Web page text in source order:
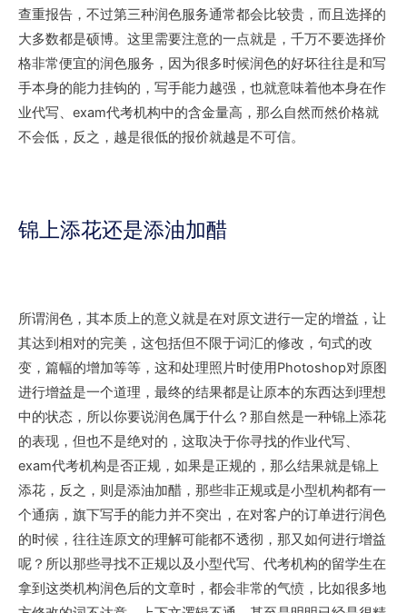
查重报告，不过第三种润色服务通常都会比较贵，而且选择的
大多数都是硕博。这里需要注意的一点就是，千万不要选择价
格非常便宜的润色服务，因为很多时候润色的好坏往往是和写
手本身的能力挂钩的，写手能力越强，也就意味着他本身在作
业代写、exam代考机构中的含金量高，那么自然而然价格就
不会低，反之，越是很低的报价就越是不可信。
锦上添花还是添油加醋
所谓润色，其本质上的意义就是在对原文进行一定的增益，让
其达到相对的完美，这包括但不限于词汇的修改，句式的改
变，篇幅的增加等等，这和处理照片时使用Photoshop对原图
进行增益是一个道理，最终的结果都是让原本的东西达到理想
中的状态，所以你要说润色属于什么？那自然是一种锦上添花
的表现，但也不是绝对的，这取决于你寻找的作业代写、
exam代考机构是否正规，如果是正规的，那么结果就是锦上
添花，反之，则是添油加醋，那些非正规或是小型机构都有一
个通病，旗下写手的能力并不突出，在对客户的订单进行润色
的时候，往往连原文的理解可能都不透彻，那又如何进行增益
呢？所以那些寻找不正规以及小型代写、代考机构的留学生在
拿到这类机构润色后的文章时，都会非常的气愤，比如很多地